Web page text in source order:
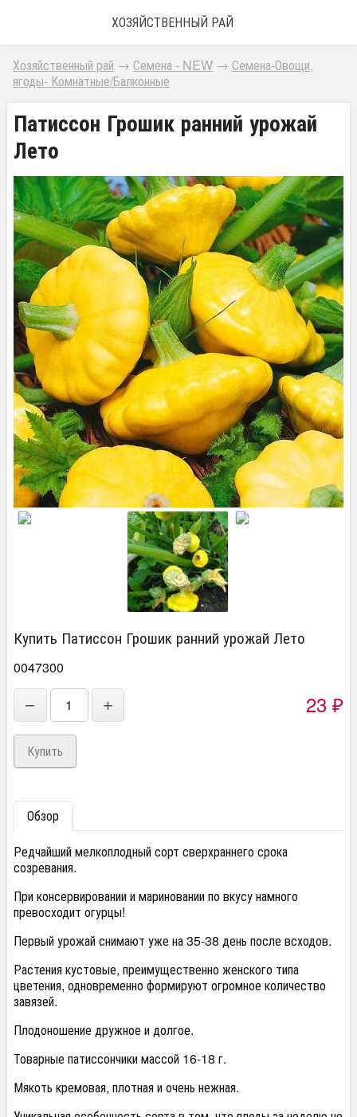
ХОЗЯЙСТВЕННЫЙ РАЙ
Хозяйственный рай → Семена - NEW → Семена-Овощи,
ягоды- Комнатные/Балконные
Патиссон Грошик ранний урожай
Лето
Купить Патиссон Грошик ранний урожай Лето
0047300
− + 23 ₽
Обзор
Редчайший мелкоплодный сорт сверхраннего срока
созревания.
При консервировании и мариновании по вкусу намного
превосходит огурцы!
Первый урожай снимают уже на 35-38 день после всходов.
Растения кустовые, преимущественно женского типа
цветения, одновременно формируют огромное количество
завязей.
Плодоношение дружное и долгое.
Товарные патиссончики массой 16-18 г.
Мякоть кремовая, плотная и очень нежная.